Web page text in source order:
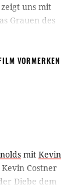
uns mit
Grauen des
seinen
VORMERKEN
mit Kevin
Kevin Costner
Diebe dem